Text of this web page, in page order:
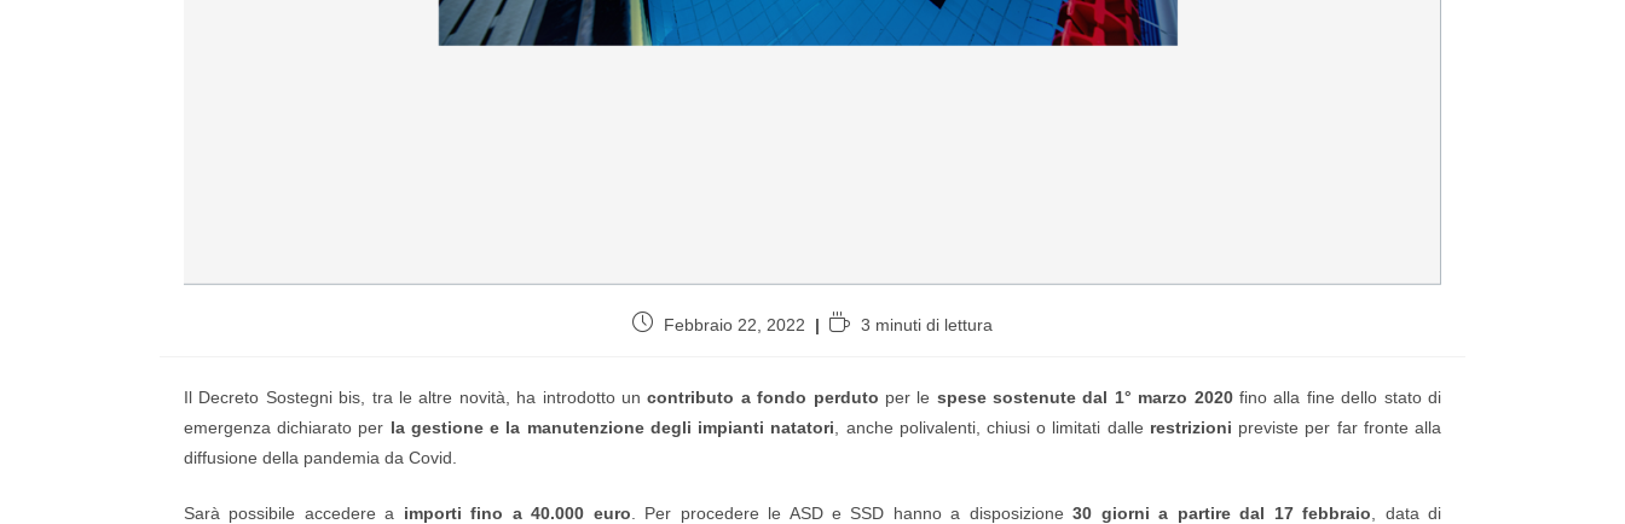
Febbraio 22, 2022 3 minuti di lettura
Il Decreto Sostegni bis, tra le altre novità, ha introdotto uncontributo a fondo perduto per le spese sostenute dal 1° marzo 2020fino alla fine dello stato di
emergenza dichiarato per la gestione e la manutenzione degli impianti natatori , anche polivalenti, chiusi o limitati dalle restrizioni previste per far fronte alla
diffusione della pandemia da Covid.
Sarà possibile accedere a importi fino a 40.000 euro . Per procedere le ASD e SSD hanno a disposizione30 giorni a partire dal 17 febbraio , data di